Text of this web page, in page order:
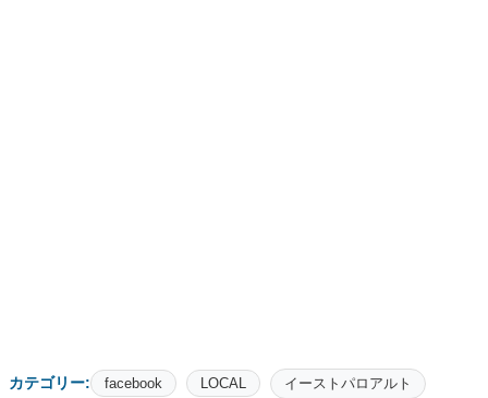
カテゴリー: facebook LOCAL イーストパロアルト